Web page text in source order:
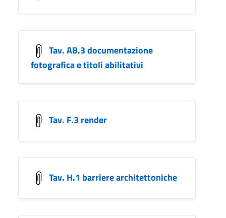
Tav. AB.3 documentazione
fotografica e titoli abilitativi
Tav. F.3 render
Tav. H.1 barriere architettoniche